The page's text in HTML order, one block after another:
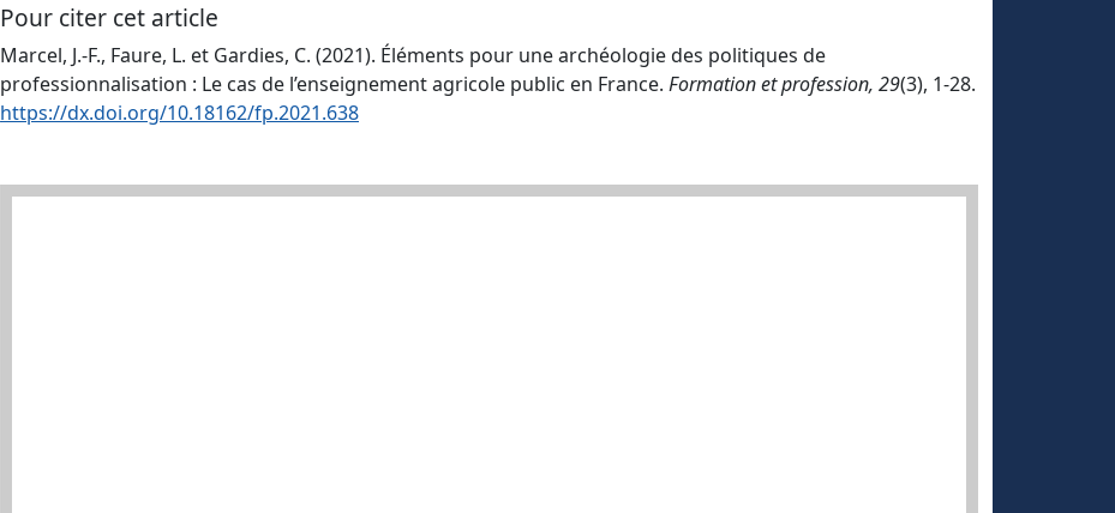
Pour citer cet article
Marcel, J.-F., Faure, L. et Gardies, C. (2021). Éléments pour une archéologie des politiques de
professionnalisation : Le cas de l’enseignement agricole public en France. Formation et profession, 29(3), 1-28.
https://dx.doi.org/10.18162/fp.2021.638